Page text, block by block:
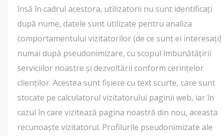
însă în cadrul acestora, utilizatorii nu sunt identificați
după nume, datele sunt utilizate pentru analiza
comportamentului vizitatorilor (de ce sunt ei interesați)
numai după pseudonimizare, cu scopul îmbunătățirii
serviciilor noastre și dezvoltării conform cerințelor
clienților. Acestea sunt fișiere cu text scurte, care sunt
stocate pe calculatorul vizitatorului paginii web, iar în
cazul în care vizitează pagina noastră din nou, aceasta
recunoaște vizitatorul. Profilurile pseudonimizate ale